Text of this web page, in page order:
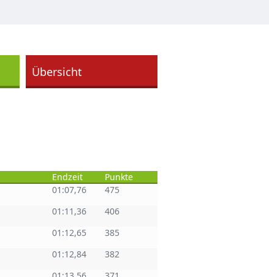
Übersicht
Endzeit
Punkte
01:07,76 475
01:11,36 406
01:12,65 385
01:12,84 382